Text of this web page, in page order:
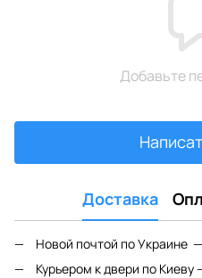
Добавьте
Доставка
Новой почтой по Украине
Курьером к двери по Киеву